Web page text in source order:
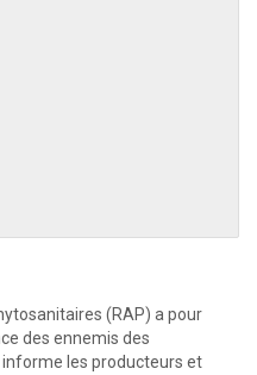
(RAP) a pour
des ennemis des
les producteurs et